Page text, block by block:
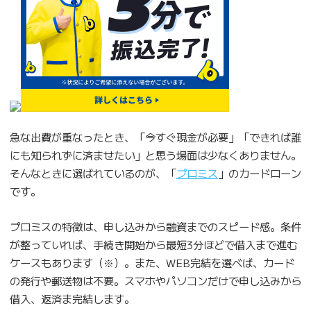
急な出費が重なったとき、「今すぐ現金が必要」「できれば誰
にも知られずに済ませたい」と思う場面は少なくありません。
そんなときに選ばれているのが、「プロミス 」のカードローン
です。
プロミスの特徴は、申し込みから融資までのスピード感。条件
が整っていれば、手続き開始から最短3分ほどで借入まで進む
ケースもあります（※）。また、WEB完結を選べば、カード
の発行や郵送物は不要。スマホやパソコンだけで申し込みから
借入、返済ま完結します。